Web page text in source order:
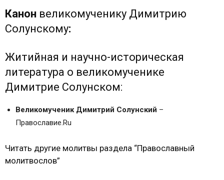
Лечение в домашних условиях
ТРОПАРЬ И КОНДАК СВЯТОМУ
МОЛИТВЫ СВЯТОМУ ВЕЛИКОМУЧЕНИКУ
ДМИТРИЮ СОЛУНСКОМУ
АКАФИСТ СВЯТОМУ ВЕЛИКОМУЧЕНИКУ
Канон великомученику Димитрию
Солунскому:
Житийная и научно-историческая
литература о великомученике
Димитрие Солунском:
Великомученик Димитрий Солунский –
Православие.Ru
Читать другие молитвы раздела “Православный
молитвослов”